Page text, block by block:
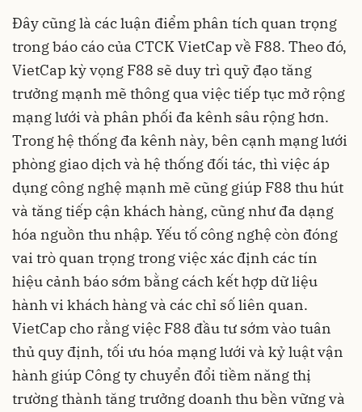
Đây cũng là các luận điểm phân tích quan trọng
trong báo cáo của CTCK VietCap về F88. Theo đó,
VietCap kỳ vọng F88 sẽ duy trì quỹ đạo tăng
trưởng mạnh mẽ thông qua việc tiếp tục mở rộng
mạng lưới và phân phối đa kênh sâu rộng hơn.
Trong hệ thống đa kênh này, bên cạnh mạng lưới
phòng giao dịch và hệ thống đối tác, thì việc áp
dụng công nghệ mạnh mẽ cũng giúp F88 thu hút
và tăng tiếp cận khách hàng, cũng như đa dạng
hóa nguồn thu nhập. Yếu tố công nghệ còn đóng
vai trò quan trọng trong việc xác định các tín
hiệu cảnh báo sớm bằng cách kết hợp dữ liệu
hành vi khách hàng và các chỉ số liên quan.
VietCap cho rằng việc F88 đầu tư sớm vào tuân
thủ quy định, tối ưu hóa mạng lưới và kỷ luật vận
hành giúp Công ty chuyển đổi tiềm năng thị
trường thành tăng trưởng doanh thu bền vững và